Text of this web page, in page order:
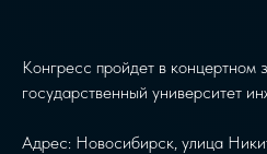
Конгресс пройдет в
государственный университет
Адрес: Новосибирск, улица